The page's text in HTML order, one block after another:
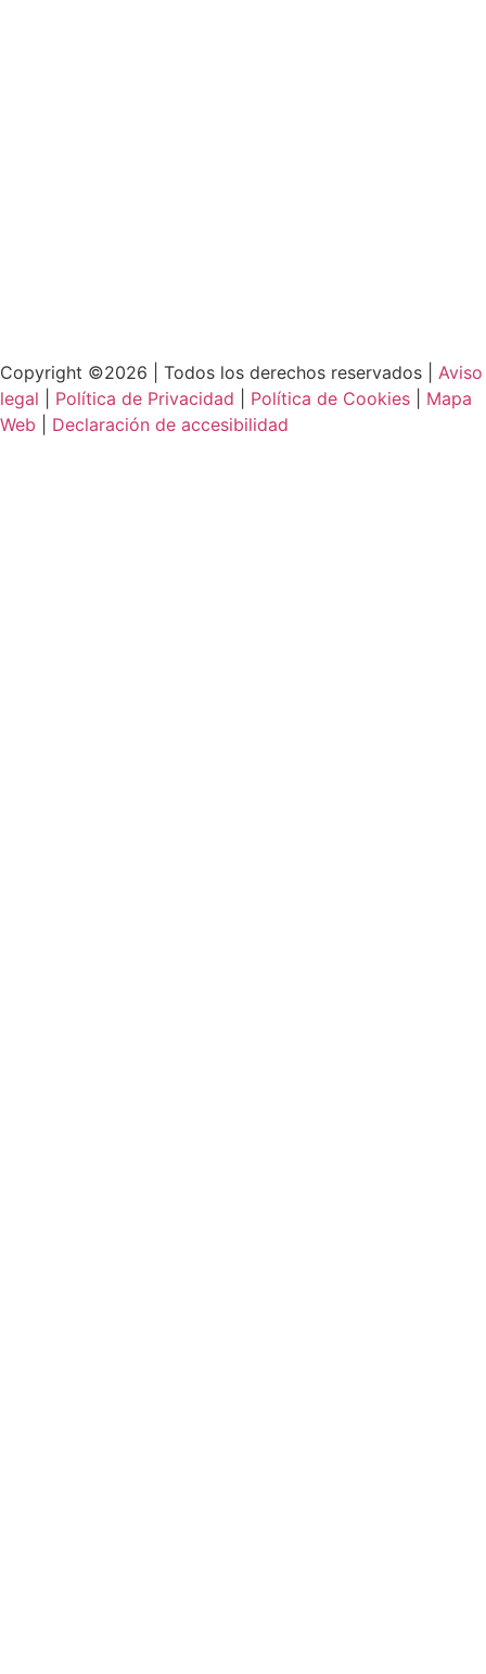
Copyright ©2026 | Todos los derechos reservados | Aviso
legal
Política de Privacidad Política de Cookies
Mapa
Web
Declaración de accesibilidad